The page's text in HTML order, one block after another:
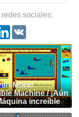
sociales:
More!
Machine / ¡Aún
increíble